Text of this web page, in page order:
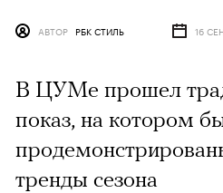
АВТОР РБК СТИЛЬ 16
В ЦУМе прошел
показ, на котором
тренды сезона